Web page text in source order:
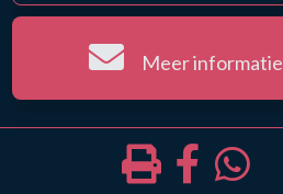
Meer informatie